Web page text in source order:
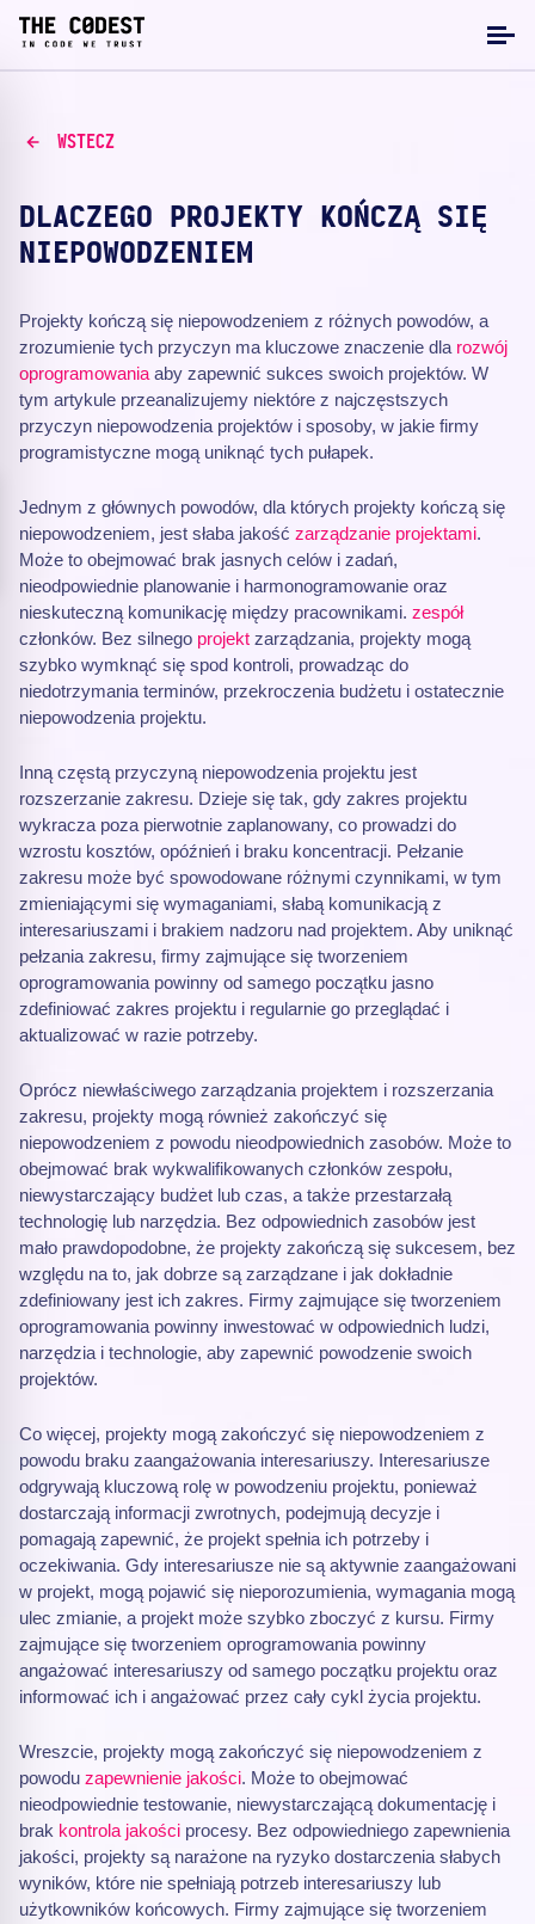
WSTECZ
DLACZEGO PROJEKTY KOŃCZĄ SIĘ
NIEPOWODZENIEM
Projekty kończą się niepowodzeniem z różnych powodów, a
zrozumienie tych przyczyn ma kluczowe znaczenie dla rozwój
oprogramowania aby zapewnić sukces swoich projektów. W
tym artykule przeanalizujemy niektóre z najczęstszych
przyczyn niepowodzenia projektów i sposoby, w jakie firmy
programistyczne mogą uniknąć tych pułapek.
Jednym z głównych powodów, dla których projekty kończą się
niepowodzeniem, jest słaba jakość zarządzanie projektami.
Może to obejmować brak jasnych celów i zadań,
nieodpowiednie planowanie i harmonogramowanie oraz
nieskuteczną komunikację między pracownikami. zespół
członków. Bez silnego projekt zarządzania, projekty mogą
szybko wymknąć się spod kontroli, prowadząc do
niedotrzymania terminów, przekroczenia budżetu i ostatecznie
niepowodzenia projektu.
Inną częstą przyczyną niepowodzenia projektu jest
rozszerzanie zakresu. Dzieje się tak, gdy zakres projektu
wykracza poza pierwotnie zaplanowany, co prowadzi do
wzrostu kosztów, opóźnień i braku koncentracji. Pełzanie
zakresu może być spowodowane różnymi czynnikami, w tym
zmieniającymi się wymaganiami, słabą komunikacją z
interesariuszami i brakiem nadzoru nad projektem. Aby uniknąć
pełzania zakresu, firmy zajmujące się tworzeniem
oprogramowania powinny od samego początku jasno
zdefiniować zakres projektu i regularnie go przeglądać i
aktualizować w razie potrzeby.
Oprócz niewłaściwego zarządzania projektem i rozszerzania
zakresu, projekty mogą również zakończyć się
niepowodzeniem z powodu nieodpowiednich zasobów. Może to
obejmować brak wykwalifikowanych członków zespołu,
niewystarczający budżet lub czas, a także przestarzałą
technologię lub narzędzia. Bez odpowiednich zasobów jest
mało prawdopodobne, że projekty zakończą się sukcesem, bez
względu na to, jak dobrze są zarządzane i jak dokładnie
zdefiniowany jest ich zakres. Firmy zajmujące się tworzeniem
oprogramowania powinny inwestować w odpowiednich ludzi,
narzędzia i technologie, aby zapewnić powodzenie swoich
projektów.
Co więcej, projekty mogą zakończyć się niepowodzeniem z
powodu braku zaangażowania interesariuszy. Interesariusze
odgrywają kluczową rolę w powodzeniu projektu, ponieważ
dostarczają informacji zwrotnych, podejmują decyzje i
pomagają zapewnić, że projekt spełnia ich potrzeby i
oczekiwania. Gdy interesariusze nie są aktywnie zaangażowani
w projekt, mogą pojawić się nieporozumienia, wymagania mogą
ulec zmianie, a projekt może szybko zboczyć z kursu. Firmy
zajmujące się tworzeniem oprogramowania powinny
angażować interesariuszy od samego początku projektu oraz
informować ich i angażować przez cały cykl życia projektu.
Wreszcie, projekty mogą zakończyć się niepowodzeniem z
powodu zapewnienie jakości. Może to obejmować
nieodpowiednie testowanie, niewystarczającą dokumentację i
brak kontrola jakości procesy. Bez odpowiedniego zapewnienia
jakości, projekty są narażone na ryzyko dostarczenia słabych
wyników, które nie spełniają potrzeb interesariuszy lub
użytkowników końcowych. Firmy zajmujące się tworzeniem